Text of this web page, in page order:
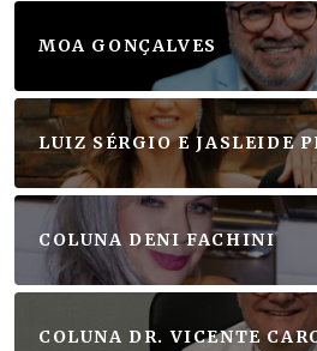
MOA GONÇALVES
LUIZ SÉRGIO E JASLEIDE
COLUNA DENI FACHINI
COLUNA DR. VICENTE